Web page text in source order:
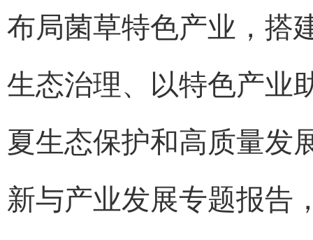
布局菌草特色产业，搭
生态治理、以特色产业
夏生态保护和高质量发
新与产业发展专题报告